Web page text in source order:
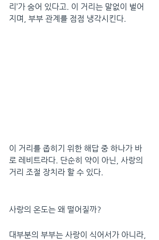
리’가 숨어 있다고. 이 거리는 말없이 벌어
지며, 부부 관계를 점점 냉각시킨다.
이 거리를 좁히기 위한 해답 중 하나가 바
로 레비트라다. 단순히 약이 아닌, 사랑의
거리 조절 장치라 할 수 있다.
사랑의 온도는 왜 떨어질까?
대부분의 부부는 사랑이 식어서가 아니라,